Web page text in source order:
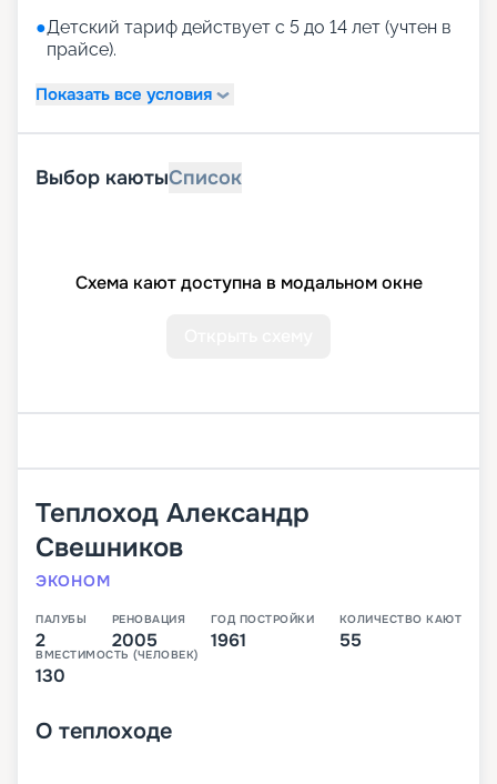
●Детский тариф действует с 5 до 14 лет (учтен в
прайсе).
Показать все условия
Выбор каютыСписок
Схема кают доступна в модальном окне
Теплоход Александр
Свешников
ЭКОНОМ
ПАЛУБЫ
2
РЕНОВАЦИЯ
2005
ГОД ПОСТРОЙКИ
1961
КОЛИЧЕСТВО КАЮТ
55
ВМЕСТИМОСТЬ (ЧЕЛОВЕК)
130
О теплоходе